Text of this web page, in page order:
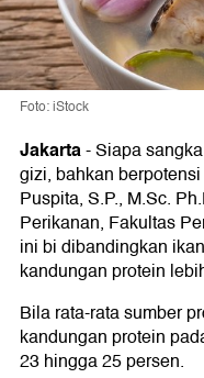
Foto: iStock
Jakarta-Siapa
gizi, bahkan
Puspita, S.P., M.Sc.
Perikanan, Fakultas
ini bi dibandingkan
kandungan protein
Bila rata-rata sumber
kandungan protein
23 hingga 25 persen.